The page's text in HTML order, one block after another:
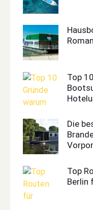
Top
Die
Top
Berlin